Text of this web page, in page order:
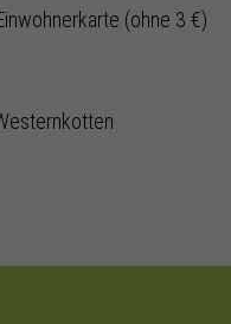
(ohne 3 €)